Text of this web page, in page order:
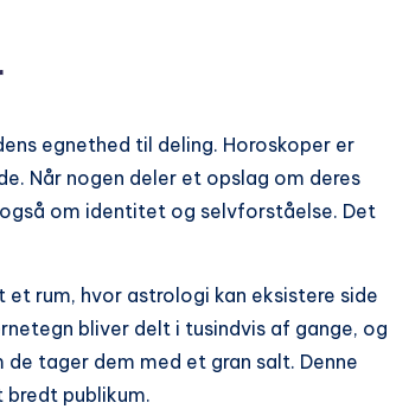
egnethed til deling. Horoskoper er
Når nogen deler et opslag om deres
om identitet og selvforståelse. Det
rum, hvor astrologi kan eksistere side
bliver delt i tusindvis af gange, og
tager dem med et gran salt. Denne
publikum.